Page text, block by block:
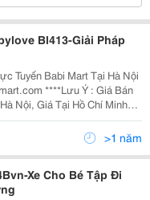
Bl413-Giải Pháp
Babi Mart Tại Hà Nội
Nội, Giá Tại Hồ Chí Minh
Giá Bán Tại Hà Nội Do Chi
Lòn
>1 năm
Xe Cho Bé Tập Đi